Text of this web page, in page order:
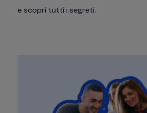
e scopri tutti i segreti.